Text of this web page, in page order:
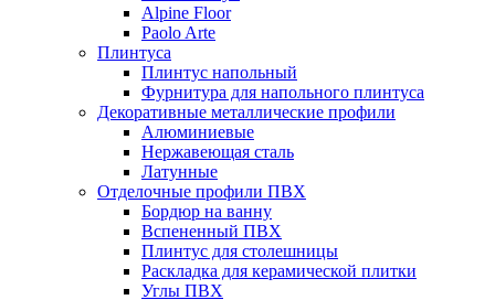
Alpine Floor
Paolo Arte
Плинтуса
Плинтус напольный
Фурнитура для напольного плинтуса
Декоративные металлические профили
Алюминиевые
Нержавеющая сталь
Латунные
Отделочные профили ПВХ
Бордюр на ванну
Вспененный ПВХ
Плинтус для столешницы
Раскладка для керамической плитки
Углы ПВХ